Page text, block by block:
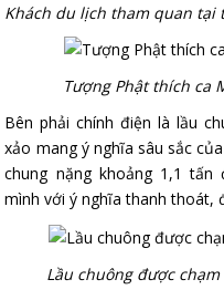
Khách du lịch tham quan tại
Tượng Phật thích ca
Bên phải chính điện là lầu
xảo mang ý nghĩa sâu sắc
chung nặng khoảng 1,1
mình với ý nghĩa thanh thoát,
Lầu chuông được